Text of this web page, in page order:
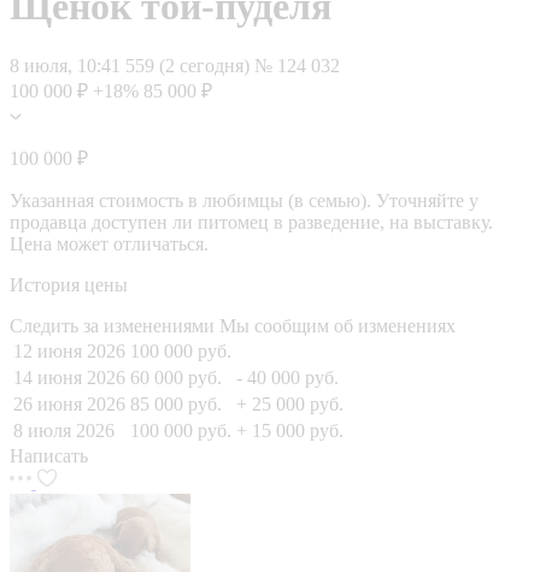
8 июля, 10:41 559 (2 сегодня) № 124 032
100 000 ₽ +18% 85 000 ₽
100 000 ₽
Указанная стоимость в любимцы (в семью). Уточняйте у
продавца доступен ли питомец в разведение, на выставку.
Цена может отличаться.
История цены
Следить за изменениями Мы сообщим об изменениях
12 июня 2026 100 000 руб.
14 июня 2026 60 000 руб.
- 40 000 руб.
26 июня 2026 85 000 руб.
+ 25 000 руб.
8 июля 2026
100 000 руб. + 15 000 руб.
Написать